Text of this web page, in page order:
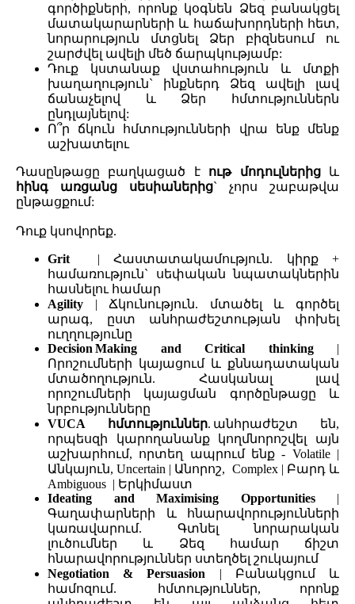
գործիքների, որոնք կօգնեն Ձեզ բանակցել
մատակարարների և հաճախորդների հետ,
նորարություն մտցնել Ձեր բիզնեսում ու
շարժվել ավելի մեծ ճարպկությամբ:
Դուք կստանաք վստահություն և մտքի
խաղաղություն` ինքներդ Ձեզ ավելի լավ
ճանաչելով և Ձեր հմտություններն
ընդլայնելով:
Ո՞ր ճկուն հմտությունների վրա ենք մենք
աշխատելու
Դասընթացը բաղկացած է ութ մոդուլներիցև
հինգ առցանց սեսիաներից` չորս շաբաթվա
ընթացքում:
Դուք կսովորեք.
Grit
| Հաստատակամություն. կիրք +
համառություն` սեփական նպատակներին
հասնելու համար
Agility | Ճկունություն. մտածել և գործել
արագ, ըստ անհրաժեշտության փոխել
ուղղությունը
Decision Making and Critical thinking|
Որոշումների կայացում և քննադատական
մտածողություն. Հասկանալ լավ
որոշումների կայացման գործընթացը և
նրբությունները
VUCA հմտություններ. անհրաժեշտ են,
որպեսզի կարողանանք կողմնորոշվել այն
աշխարհում, որտեղ ապրում ենք - Volatile |
Անկայուն, Uncertain | Անորոշ, Complex | Բարդ և
Ambiguous | Երկիմաստ
Ideating and Maximising Opportunities|
Գաղափարների և հնարավորությունների
կառավարում. Գտնել նորարական
լուծումներ և Ձեզ համար ճիշտ
հնարավորություններ ստեղծել շուկայում
Negotiation & Persuasion | Բանակցում և
համոզում. հմտություններ, որոնք